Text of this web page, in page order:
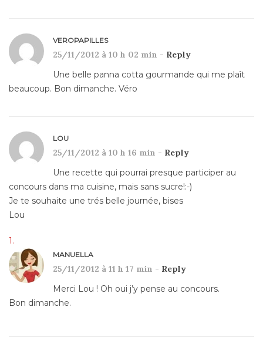
VEROPAPILLES
25/11/2012 à 10 h 02 min - Reply
Une belle panna cotta gourmande qui me plaît
beaucoup. Bon dimanche. Véro
LOU
25/11/2012 à 10 h 16 min - Reply
Une recette qui pourrai presque participer au
concours dans ma cuisine, mais sans sucre!:-)
Je te souhaite une trés belle journée, bises
Lou
MANUELLA
25/11/2012 à 11 h 17 min - Reply
Merci Lou ! Oh oui j’y pense au concours.
Bon dimanche.